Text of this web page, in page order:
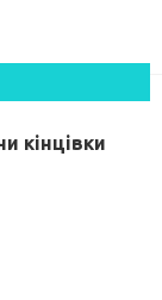
кінцівки